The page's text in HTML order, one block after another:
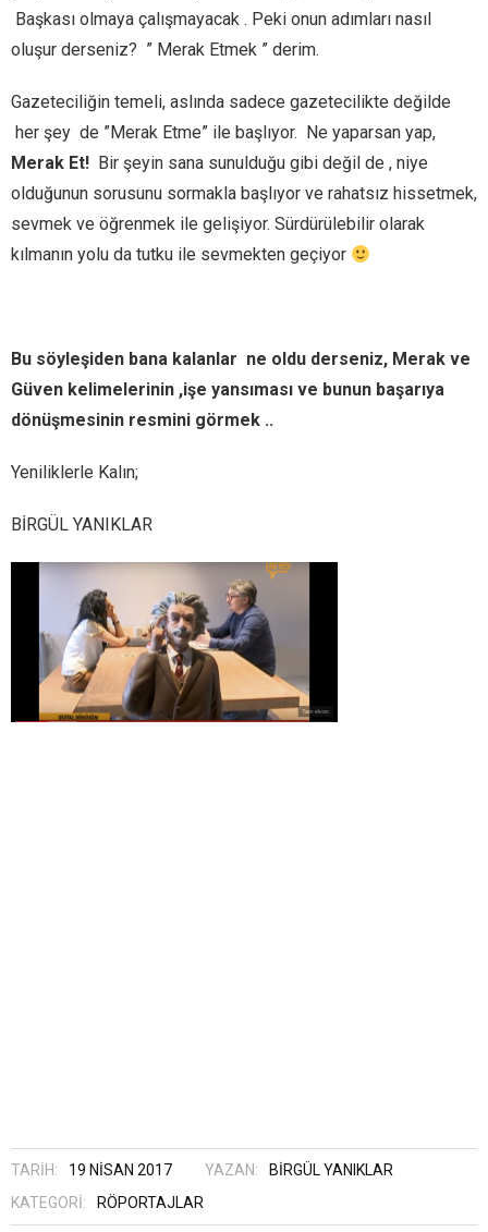
Başkası olmaya çalışmayacak . Peki onun adımları nasıl
oluşur derseniz? ” Merak Etmek ” derim.
Gazeteciliğin temeli, aslında sadece gazetecilikte değilde
her şey de ”Merak Etme” ile başlıyor. Ne yaparsan yap,
Merak Et! Bir şeyin sana sunulduğu gibi değil de , niye
olduğunun sorusunu sormakla başlıyor ve rahatsız hissetmek,
sevmek ve öğrenmek ile gelişiyor. Sürdürülebilir olarak
kılmanın yolu da tutku ile sevmekten geçiyor
Bu söyleşiden bana kalanlar ne oldu derseniz, Merak ve
Güven kelimelerinin ,işe yansıması ve bunun başarıya
dönüşmesinin resmini görmek ..
Yeniliklerle Kalın;
BİRGÜL YANIKLAR
TARIH: 19 NISAN 2017 YAZAN:
BIRGÜL YANIKLAR
KATEGORI:
RÖPORTAJLAR